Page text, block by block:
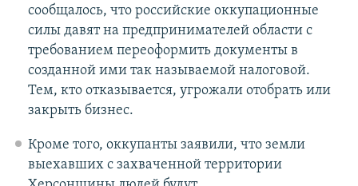
сообщалось, что российские оккупационные
силы давят на предпринимателей области с
требованием переоформить документы в
созданной ими так называемой налоговой.
Тем, кто отказывается, угрожали отобрать или
закрыть бизнес.
Кроме того, оккупанты заявили, что земли
выехавших с захваченной территории